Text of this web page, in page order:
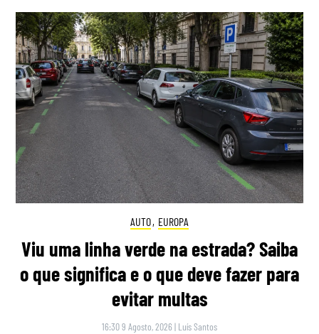
AUTO, EUROPA
Viu uma linha verde na estrada? Saiba
o que significa e o que deve fazer para
evitar multas
16:30 9 Agosto, 2026 | Luís Santos